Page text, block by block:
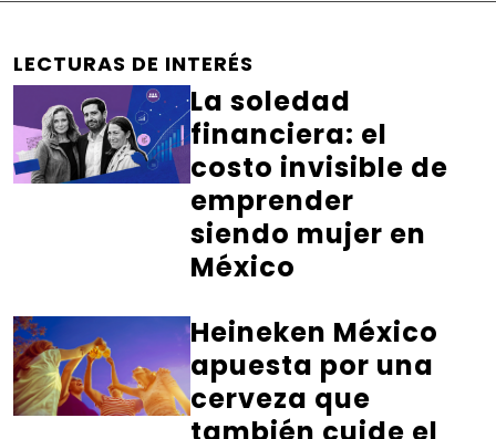
LECTURAS DE INTERÉS
La soledad
financiera: el
costo invisible de
emprender
siendo mujer en
México
Heineken México
apuesta por una
cerveza que
también cuide el